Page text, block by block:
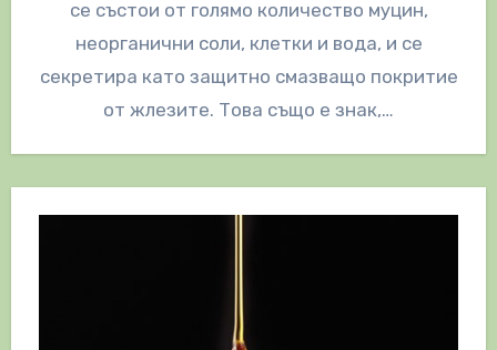
се състои от голямо количество муцин,
неорганични соли, клетки и вода, и се
секретира като защитно смазващо покритие
от жлезите. Това също е знак,…